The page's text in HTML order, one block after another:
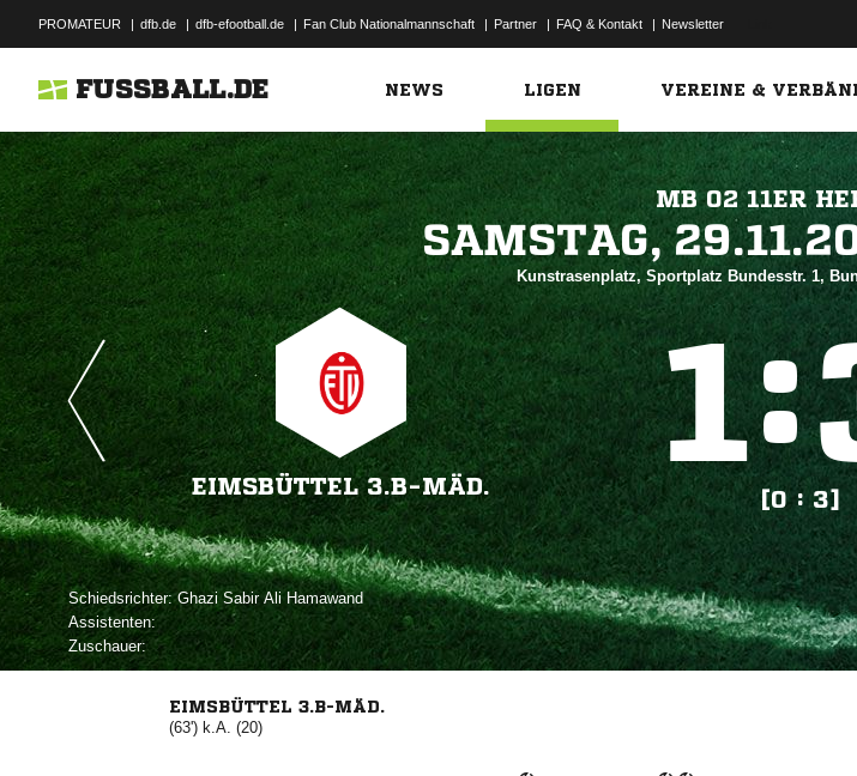
PROMATEUR | dfb.de | dfb-efootball.de | Fan Club Nationalmannschaft | Partner | FAQ & Kontakt | Newsletter
FUSSBALL.DE NEWS LIGEN VEREINE &
MB 02 11ER

Kunstrasenplatz, Sportplatz Bundesstr. 1,
EIMSBÜTTEL 3.B-MÄD.
:
[0 : 3]
Schiedsrichter:   
Assistenten:
Zuschauer:
EIMSBÜTTEL 3.B-MÄD.
(63') k.A. (20)